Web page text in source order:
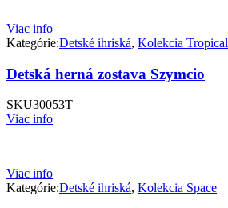
Viac info
Kategórie:Detské ihriská, Kolekcia Tropical
Detská herná zostava Szymcio
SKU30053T
Viac info
Viac info
Kategórie:Detské ihriská, Kolekcia Space